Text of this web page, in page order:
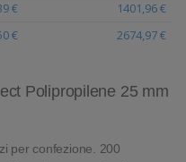
€
1401,96 €
€ 2674,97 €
Polipropilene 25 mm
per confezione. 200